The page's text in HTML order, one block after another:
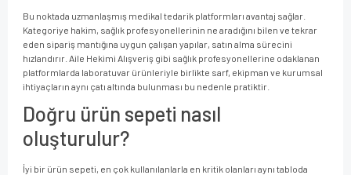
Bu noktada uzmanlaşmış medikal tedarik platformları avantaj sağlar.
Kategoriye hakim, sağlık profesyonellerinin ne aradığını bilen ve tekrar
eden sipariş mantığına uygun çalışan yapılar, satın alma sürecini
hızlandırır. Aile Hekimi Alışveriş gibi sağlık profesyonellerine odaklanan
platformlarda laboratuvar ürünleriyle birlikte sarf, ekipman ve kurumsal
ihtiyaçların aynı çatı altında bulunması bu nedenle pratiktir.
Doğru ürün sepeti nasıl
oluşturulur?
İyi bir ürün sepeti, en çok kullanılanlarla en kritik olanları aynı tabloda